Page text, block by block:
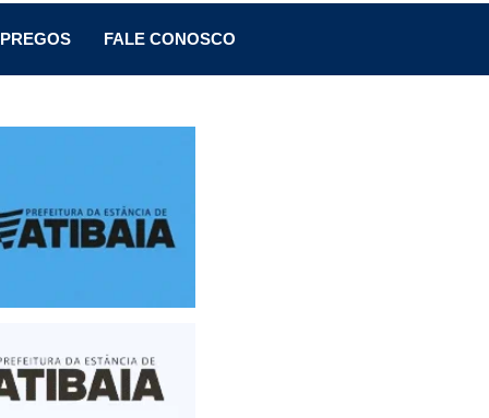
FALE CONOSCO